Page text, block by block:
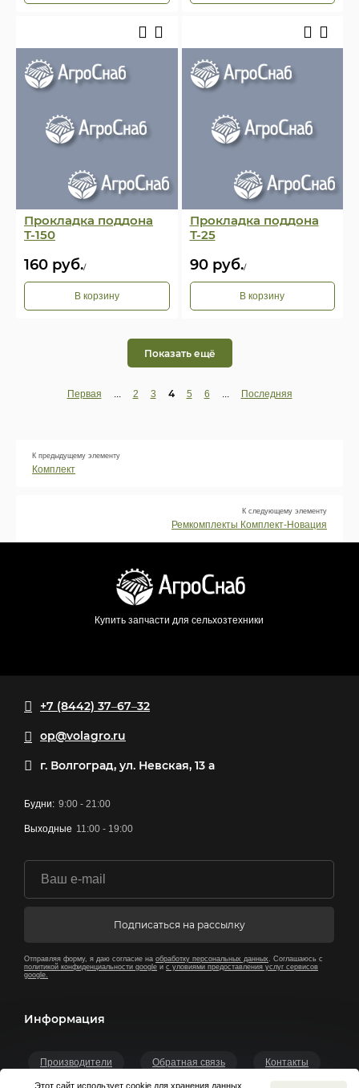
Прокладка поддона
Т-150
160 руб./
В корзину
Прокладка поддона
Т-25
90руб./
В корзину
Показать ещё
Первая ... 2 3 4 5 6 ... Последняя
К предыдущему элементу
Комплект
К следующему элементу
Ремкомплекты Комплект-Новация
Купить запчасти для сельхозтехники
+7 (8442) 37‒67‒32
op@volagro.ru
г. Волгоград, ул. Невская, 13 а
Будни: 9:00 - 21:00
Выходные 11:00 - 19:00
Производители Обратная связь Контакты
Информация
Подписаться на рассылку
Отправляя форму, я даю согласие на обработку персональных данных . Соглашаюсь с
политикой конфиденциальности google и с уловиями предоставления услуг сервисов
google.
Этот сайт использует cookie для хранения данных.